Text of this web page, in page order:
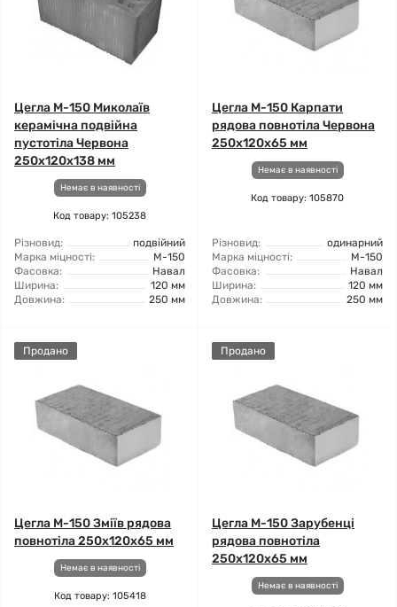
Цегла М-150 Миколаїв
керамічна подвійна
пустотіла Червона
250х120х138 мм
Немає в наявності
Код товару: 105238
Різновид:
подвійний
Марка міцності:
М-150
Фасовка:
Навал
Ширина:
120 мм
Довжина:
250 мм
Цегла М-150 Карпати
рядова повнотіла Червона
250х120х65 мм
Немає в наявності
Код товару: 105870
Різновид:
одинарний
Марка міцності:
М-150
Фасовка:
Навал
Ширина:
120 мм
Довжина:
250 мм
Продано
Цегла М-150 Зміїв рядова
повнотіла 250х120х65 мм
Немає в наявності
Код товару: 105418
Продано
Цегла М-150 Зарубенці
рядова повнотіла
250х120х65 мм
Немає в наявності